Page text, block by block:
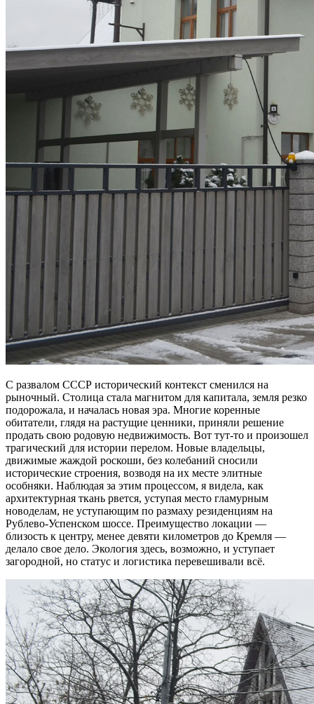
С развалом СССР исторический контекст сменился на
рыночный. Столица стала магнитом для капитала, земля резко
подорожала, и началась новая эра. Многие коренные
обитатели, глядя на растущие ценники, приняли решение
продать свою родовую недвижимость. Вот тут-то и произошел
трагический для истории перелом. Новые владельцы,
движимые жаждой роскоши, без колебаний сносили
исторические строения, возводя на их месте элитные
особняки. Наблюдая за этим процессом, я видела, как
архитектурная ткань рвется, уступая место гламурным
новоделам, не уступающим по размаху резиденциям на
Рублево-Успенском шоссе. Преимущество локации —
близость к центру, менее девяти километров до Кремля —
делало свое дело. Экология здесь, возможно, и уступает
загородной, но статус и логистика перевешивали всё.